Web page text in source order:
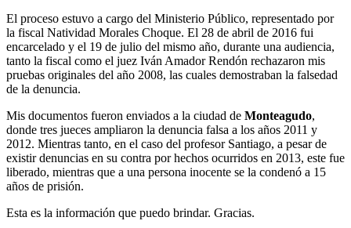
El proceso estuvo a cargo del Ministerio Público, representado por
la fiscal Natividad Morales Choque. El 28 de abril de 2016 fui
encarcelado y el 19 de julio del mismo año, durante una audiencia,
tanto la fiscal como el juez Iván Amador Rendón rechazaron mis
pruebas originales del año 2008, las cuales demostraban la falsedad
de la denuncia.
Mis documentos fueron enviados a la ciudad de Monteagudo,
donde tres jueces ampliaron la denuncia falsa a los años 2011 y
2012. Mientras tanto, en el caso del profesor Santiago, a pesar de
existir denuncias en su contra por hechos ocurridos en 2013, este fue
liberado, mientras que a una persona inocente se la condenó a 15
años de prisión.
Esta es la información que puedo brindar. Gracias.